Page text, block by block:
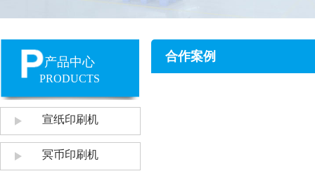
产品中心
PRODUCTS
宣纸印刷机
冥币印刷机
合作案例